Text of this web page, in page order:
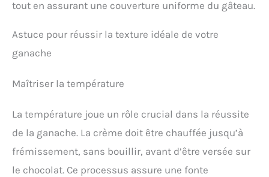
tout en assurant une couverture uniforme du gâteau.
Astuce pour réussir la texture idéale de votre
ganache
Maîtriser la température
La température joue un rôle crucial dans la réussite
de la ganache. La crème doit être chauffée jusqu’à
frémissement, sans bouillir, avant d’être versée sur
le chocolat. Ce processus assure une fonte